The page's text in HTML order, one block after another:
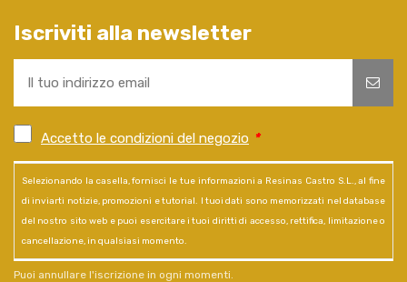
Iscriviti alla newsletter
Accetto le condizioni del negozio *
Selezionando la casella, fornisci le tue informazioni a Resinas Castro S.L., al fine
di inviarti notizie, promozioni e tutorial. I tuoi dati sono memorizzati nel database
del nostro sito web e puoi esercitare i tuoi diritti di accesso, rettifica, limitazione o
cancellazione, in qualsiasi momento.
Puoi annullare l'iscrizione in ogni momenti.